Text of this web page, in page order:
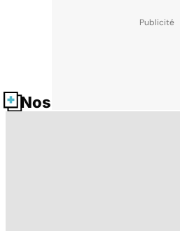
Nos fiches santé